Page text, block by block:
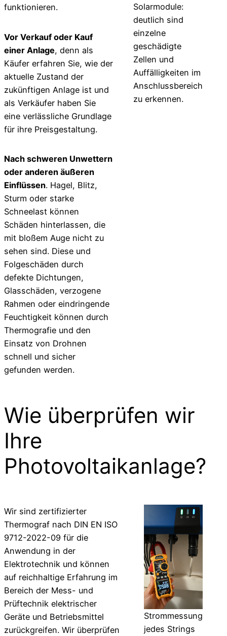
funktionieren.
Vor Verkauf oder Kauf
einer Anlage, denn als
Käufer erfahren Sie, wie der
aktuelle Zustand der
zukünftigen Anlage ist und
als Verkäufer haben Sie
eine verlässliche Grundlage
für ihre Preis­gestaltung.
Nach schweren Unwettern
oder anderen äußeren
Einflüssen. Hagel, Blitz,
Sturm oder starke
Schneelast können
Schäden hinterlassen, die
mit bloßem Auge nicht zu
sehen sind. Diese und
Folgeschäden durch
defekte Dichtungen,
Glasschäden, verzo­gene
Rahmen oder eindringende
Feuchtig­keit können durch
Thermografie und den
Einsatz von Drohnen
schnell und sicher
gefunden werden.
Solarmodule:
deutlich sind
einzelne
geschädigte
Zellen und
Auffälligkeiten im
Anschlussbereich
zu erkennen.
Wie überprüfen wir
Ihre
Photovoltaikanlage?
Wir sind zertifizierter
Thermograf nach DIN EN ISO
9712-2022-09 für die
Anwendung in der
Elektrotechnik und können
auf reichhaltige Erfahrung im
Bereich der Mess- und
Prüftechnik elektrischer
Geräte und Betriebsmittel
zurückgreifen. Wir überprüfen
Strommessung
jedes Strings